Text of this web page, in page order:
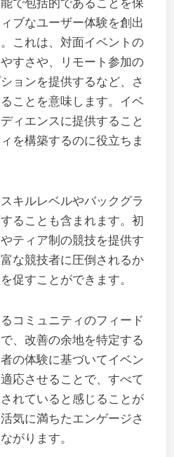
で包括的であることを保
ブなユーザー体験を創出
これは、対面イベントの
すさや、リモート参加の
ョンを提供するなど、さ
ことを意味します。イベ
ィエンスに提供すること
を構築するのに役立ちま
キルレベルやバックグラ
ることも含まれます。初
ティア制の競技を提供す
な競技者に圧倒されるか
促すことができます。
コミュニティのフィード
、改善の余地を特定する
の体験に基づいてイベン
応させることで、すべて
れていると感じることが
気に満ちたエンゲージさ
がります。